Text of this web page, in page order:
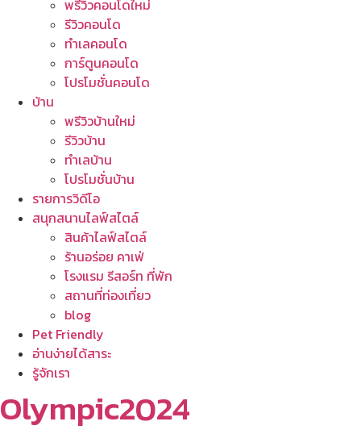
พรีวิวคอนโดใหม่
รีวิวคอนโด
ทำเลคอนโด
การ์ตูนคอนโด
โปรโมชั่นคอนโด
บ้าน
พรีวิวบ้านใหม่
รีวิวบ้าน
ทำเลบ้าน
โปรโมชั่นบ้าน
รายการวิดีโอ
สนุกสนานไลฟ์สไตล์
สินค้าไลฟ์สไตล์
ร้านอร่อย คาเฟ่
โรงแรม รีสอร์ท ที่พัก
สถานที่ท่องเที่ยว
blog
Pet Friendly
อ่านง่ายได้สาระ
รู้จักเรา
Olympic2024